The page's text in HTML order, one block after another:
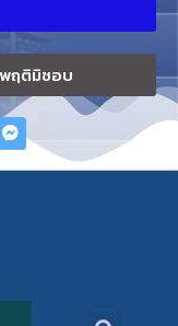
พฤติมิชอบ